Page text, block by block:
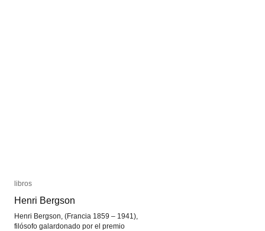
libros
Henri Bergson
Henri Bergson, (Francia 1859 – 1941),
filósofo galardonado por el premio
libros
Henri Bergson